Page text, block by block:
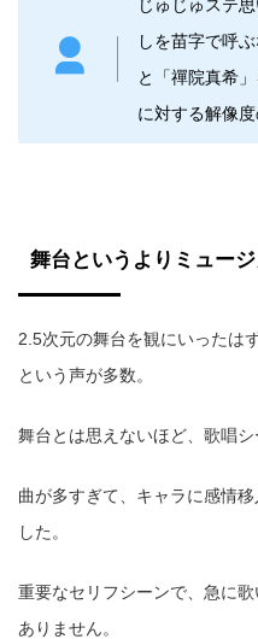
じゅじゅステ
しを苗字で呼
と「禪院真希
に対する解像
舞台というよりミュージ
2.5次元の舞台を観にいったは
という声が多数。
舞台とは思えないほど、歌唱シ
曲が多すぎて、キャラに感情
した。
重要なセリフシーンで、急に
ありません。